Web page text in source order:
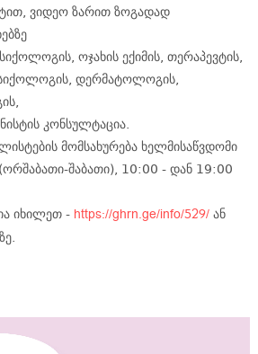
ვიდეო ზარით ზოგადად
ოჯახის ექიმის, თერაპევტის,
დერმატოლოგის,
კონსულტაცია.
მომსახურება ხელმისაწვდომი
შაბათი), 10:00 - დან 19:00
იხილეთ - https://ghrn.ge/info/529/ ან